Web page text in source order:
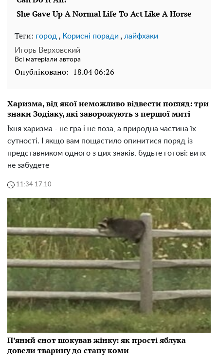
Теги: город , Корисні поради , лайфхаки
Игорь Верховский
Всі матеріали автора
Опубліковано: 18.04 06:26
Харизма, від якої неможливо відвести погляд: три
знаки Зодіаку, які заворожують з першої миті
Їхня харизма - не гра і не поза, а природна частина їх
сутності. І якщо вам пощастило опинитися поряд із
представником одного з цих знаків, будьте готові: ви їх
не забудете
11:34 17.10
П’яний єнот шокував жінку: як прості яблука
довели тварину до стану коми